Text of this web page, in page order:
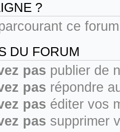
?
ce
DU FORUM
pas publier de
pas répondre
pas éditer vos
pas supprimer